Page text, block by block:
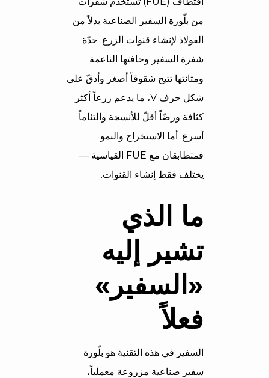
من بلّورة السفير الصناعية بدلاً من
الفولاذ لإنشاء قنوات الزرع. حدّة
شفرة السفير وحافتها الناعمة
ومتانتها تتيح شقوقاً أصغر وأدقّ على
شكل حرف V، ما يدعم زرعاً أكثر
كثافة ورضّاً أقلّ للأنسجة والتئاماً
أسرع. أما الاستخراج والنمو
فمتطابقان مع FUE القياسية —
يختلف فقط إنشاء القنوات.
ما الذي
تشير إليه
«السفير»
فعلاً
السفير في هذه التقنية هو بلّورة
سفير صناعية مزروعة معملياً،